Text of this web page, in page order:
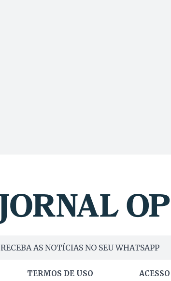
RECEBA AS NOTÍCIAS NO SEU WHATSAPP
TERMOS DE USO